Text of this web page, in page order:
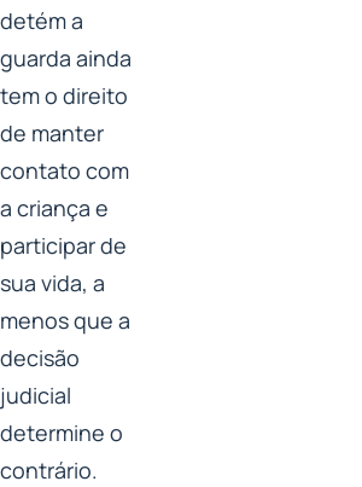
detém a
guarda ainda
tem o direito
de manter
contato com
a criança e
participar de
sua vida, a
menos que a
decisão
judicial
determine o
contrário.